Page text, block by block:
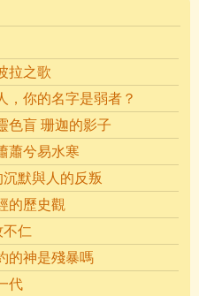
拉之歌
，你的名字是弱者？
色盲 珊迦的影子
蕭兮易水寒
默與人的反叛
的歷史觀
不仁
的神是殘暴嗎
代